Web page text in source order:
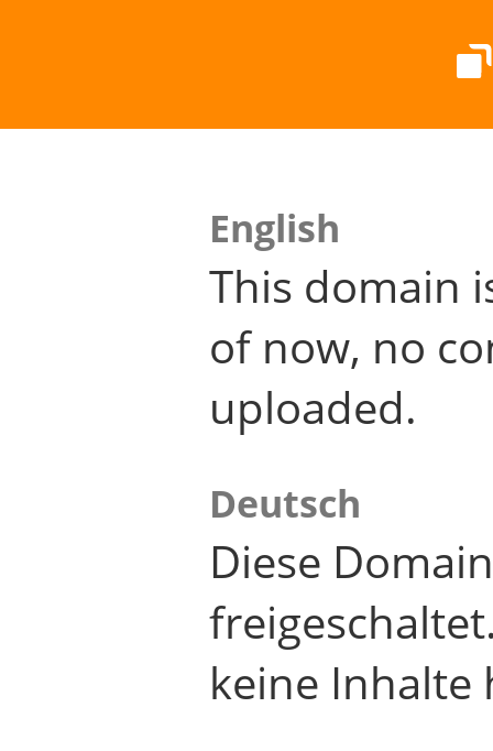
English
This domain
of now, no
uploaded.
Deutsch
Diese
keine Inhalte